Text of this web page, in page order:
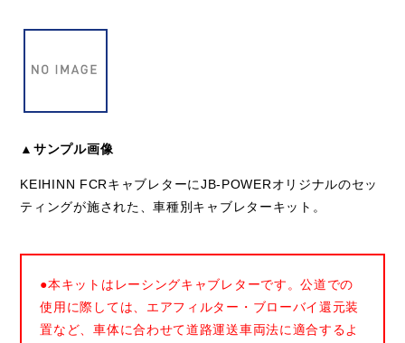
▲サンプル画像
KEIHINN FCRキャブレターにJB-POWERオリジナルのセッ
ティングが施された、車種別キャブレターキット。
●本キットはレーシングキャブレターです。公道での
使用に際しては、エアフィルター・ブローバイ還元装
置など、車体に合わせて道路運送車両法に適合するよ